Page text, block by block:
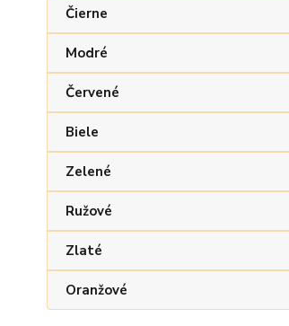
Čierne
Modré
Červené
Biele
Zelené
Ružové
Zlaté
Oranžové